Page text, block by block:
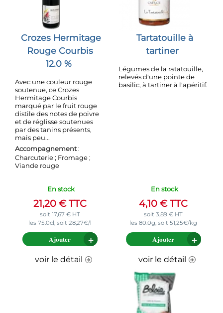
Crozes Hermitage
Rouge Courbis
12.0 %
Avec une couleur rouge
soutenue, ce Crozes
Hermitage Courbis
marqué par le fruit rouge
distile des notes de poivre
et de réglisse soutenues
par des tanins présents,
mais peu...
Accompagnement:
Charcuterie ; Fromage ;
Viande rouge
En stock
21,20 €TTC
soit 17,67 €HT
les 75.0cl, soit 28,27€/l
Ajouter
voir le détail
Tartatouille à
tartiner
Légumes de la ratatouille,
relevés d'une pointe de
basilic, à tartiner à l'apéritif.
En stock
4,10 €TTC
soit 3,89 € HT
les 80.0g, soit 51,25€/kg
Ajouter
voir le détail